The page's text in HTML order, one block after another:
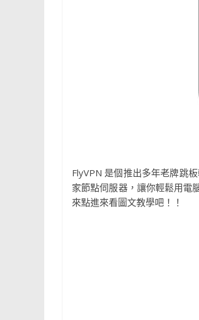
FlyVPN 是個推出多年老牌跳
家節點伺服器，讓你輕鬆用電
來點進來看圖文教學吧！！